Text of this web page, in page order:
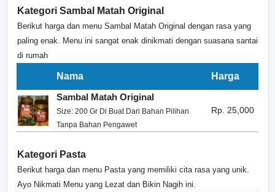
Kategori Sambal Matah Original
Berikut harga dan menu Sambal Matah Original dengan rasa yang
paling enak. Menu ini sangat enak dinikmati dengan suasana santai
di rumah
Nama
Harga
Sambal Matah Original
Size: 200 Gr Di Buat Dari Bahan Pilihan
Tanpa Bahan Pengawet
Rp. 25,000
Kategori Pasta
Berikut harga dan menu Pasta yang memiliki cita rasa yang unik.
Ayo Nikmati Menu yang Lezat dan Bikin Nagih ini.